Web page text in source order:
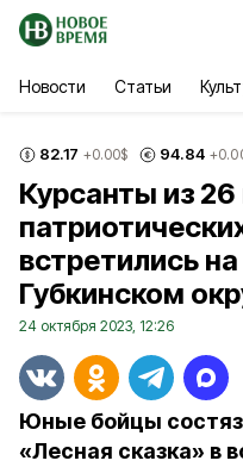
Новости Статьи
82.17 +0.00$ 94.84
Курсанты из
встретились
Губкинском
24 октября 2023, 12:26
Юные бойцы
«Лесная сказка» в